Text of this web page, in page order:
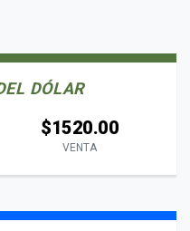
DÓLAR
$1520.00
VENTA